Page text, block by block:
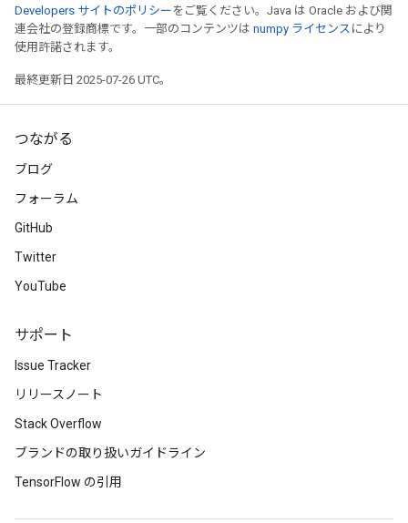
Developers サイトのポリシー をご覧ください。Java は Oracle および関
連会社の登録商標です。一部のコンテンツは numpy ライセンス により
使用許諾されます。
最終更新日 2025-07-26 UTC。
つながる
ブログ
フォーラム
GitHub
Twitter
YouTube
サポート
Issue Tracker
リリースノート
Stack Overflow
ブランドの取り扱いガイドライン
TensorFlow の引用